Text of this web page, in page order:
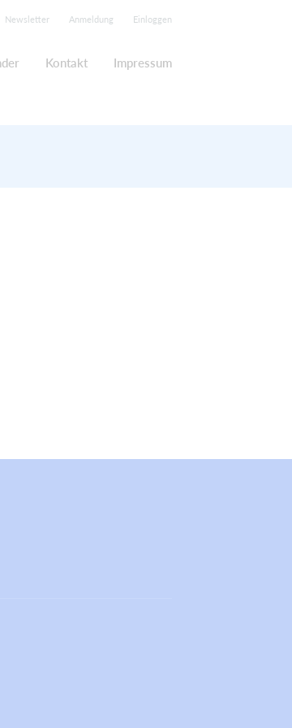
Newsletter Anmeldung Einloggen
Kontakt Impressum